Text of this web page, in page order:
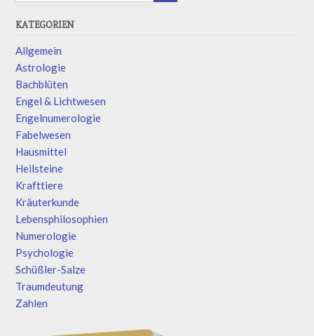
KATEGORIEN
Allgemein
Astrologie
Bachblüten
Engel & Lichtwesen
Engelnumerologie
Fabelwesen
Hausmittel
Heilsteine
Krafttiere
Kräuterkunde
Lebensphilosophien
Numerologie
Psychologie
Schüßler-Salze
Traumdeutung
Zahlen